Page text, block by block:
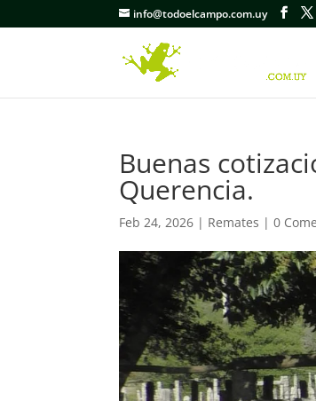
info@todoelcampo.com.uy
Buenas
Querencia.
Feb 24, 2026 | Remates |0